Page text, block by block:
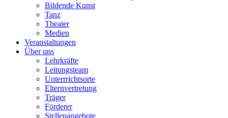
Bildende Kunst
Tanz
Theater
Medien
Veranstaltungen
Über uns
Lehrkräfte
Leitungsteam
Unterrrichtsorte
Elternvertretung
Träger
Förderer
Stellenangebote